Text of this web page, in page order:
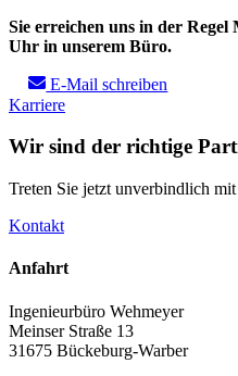
Sie erreichen uns in der Regel
Uhr in unserem Büro.
E-Mail schreiben
Karriere
Wir sind der richtige
Treten Sie jetzt unverbindlich
Kontakt
Anfahrt
Ingenieurbüro Wehmeyer
Meinser Straße 13
31675 Bückeburg-Warber